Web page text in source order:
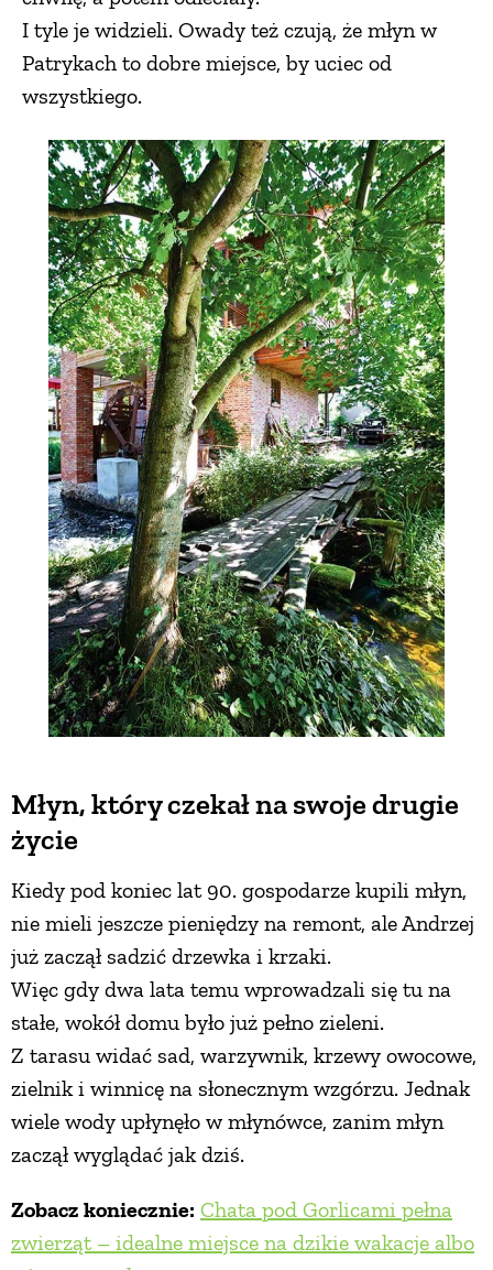
I tyle je widzieli. Owady też czują, że młyn w
Patrykach to dobre miejsce, by uciec od
wszystkiego.
Młyn, który czekał na swoje drugie
życie
Kiedy pod koniec lat 90. gospodarze kupili młyn,
nie mieli jeszcze pieniędzy na remont, ale Andrzej
już zaczął sadzić drzewka i krzaki.
Więc gdy dwa lata temu wprowadzali się tu na
stałe, wokół domu było już pełno zieleni.
Z tarasu widać sad, warzywnik, krzewy owocowe,
zielnik i winnicę na słonecznym wzgórzu. Jednak
wiele wody upłynęło w młynówce, zanim młyn
zaczął wyglądać jak dziś.
Zobacz koniecznie: Chata pod Gorlicami pełna
zwierząt – idealne miejsce na dzikie wakacje albo